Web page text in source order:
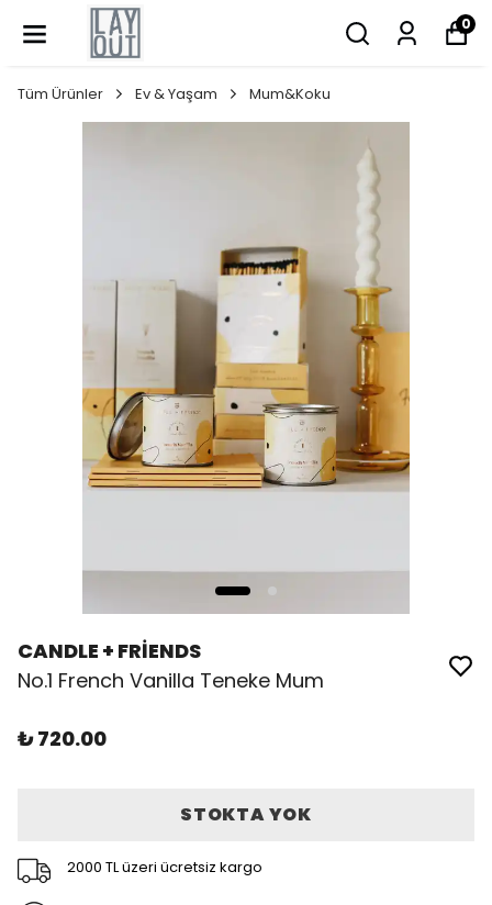
0
Tüm Ürünler Ev & Yaşam Mum&Koku
CANDLE + FRİENDS
No.1 French Vanilla Teneke Mum
₺ 720.00
STOKTA YOK
2000 TL üzeri ücretsiz kargo